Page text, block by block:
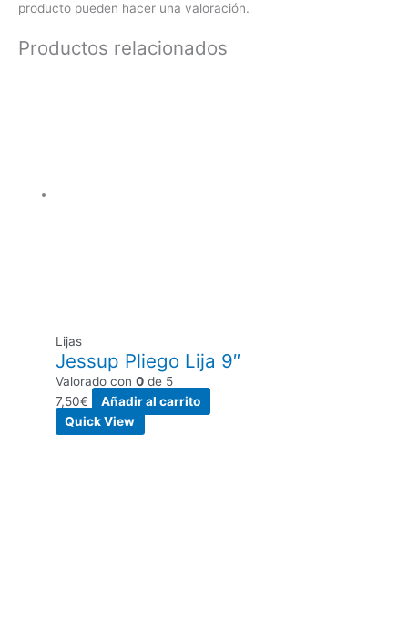
producto pueden hacer una valoración.
Productos relacionados
Lijas
Jessup Pliego Lija 9″
Valorado con0 de 5
7,50€
Añadir al carrito
Quick View